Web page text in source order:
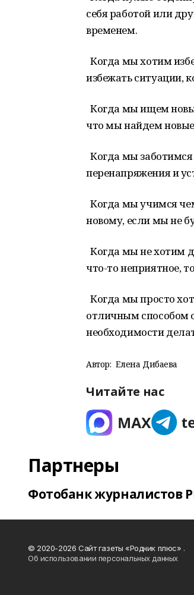
себя работой или
временем.
Когда мы хотим
избежать ситуации,
Когда мы ищем
что мы найдем
Когда мы
перенапряжения и
Когда мы учимся
новому, если мы не
Когда мы не хотим
что-то неприятное,
Когда мы просто
отличным способом
необходимости
Автор: Елена Дибаева
Читайте нас
Партнеры
Фотобанк журналистов
© 2020-2026 Сайт газеты «Родник плюс» .
Об использовании персональных данных